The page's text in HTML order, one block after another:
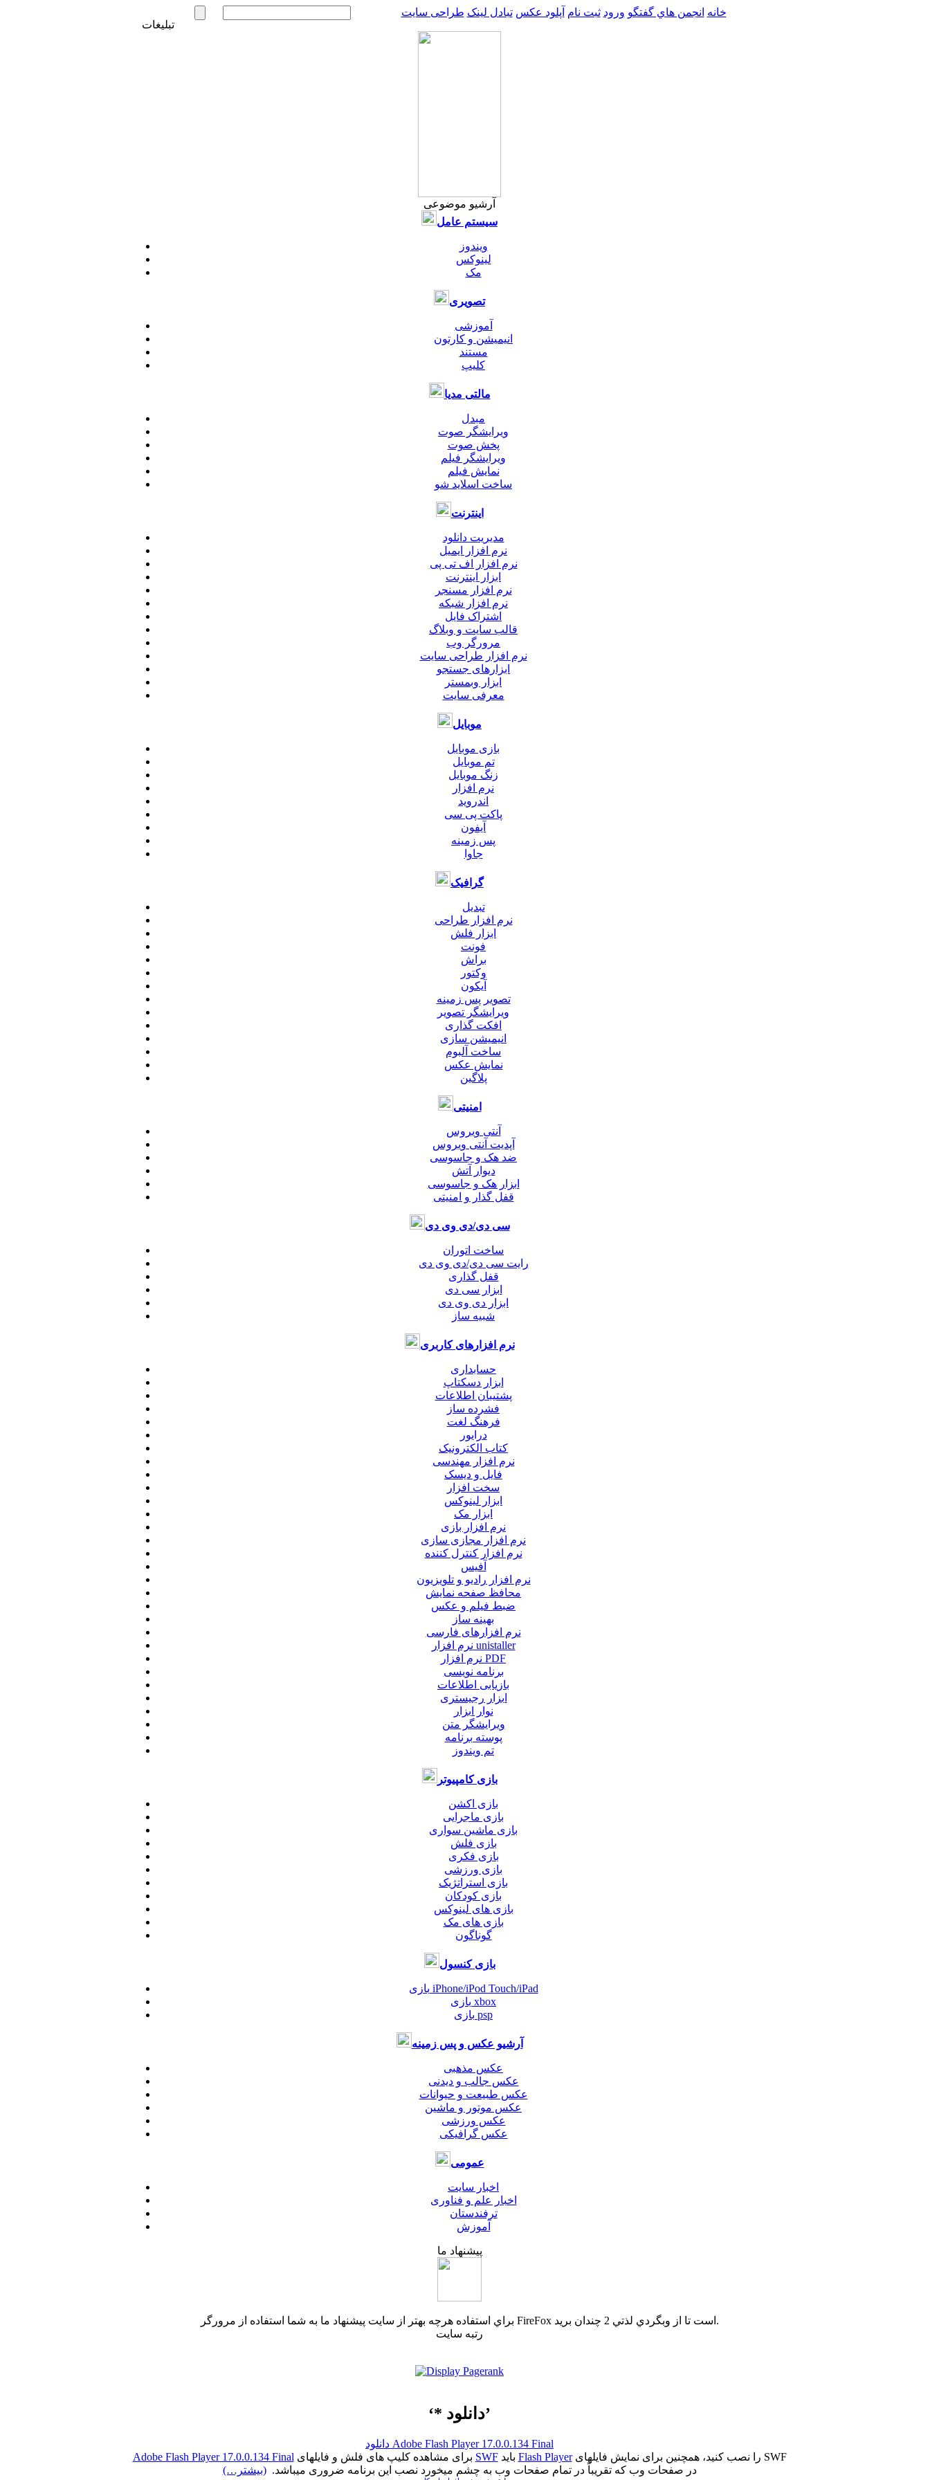
خانه انجمن هاي گفتگو ورود ثبت نام آپلود عکس تبادل لینک طراحی سایت
تبلیغات
آرشیو موضوعی
سیستم عامل
ویندوز
لینوکس
مک
تصویری
آموزشی
انیمیشن و کارتون
مستند
کلیپ
مالتی مدیا
مبدل
ویرایشگر صوت
پخش صوت
ویرایشگر فیلم
نمایش فیلم
ساخت اسلاید شو
اینترنت
مدیریت دانلود
نرم افزار ایمیل
نرم افزار اف تی پی
ابزار اینترنت
نرم افزار مسنجر
نرم افزار شبکه
اشتراک فایل
قالب سایت و وبلاگ
مرورگر وب
نرم افزار طراحی سایت
ابزارهای جستجو
ابزار وبمستر
معرفی سایت
موبایل
بازی موبایل
تم موبایل
زنگ موبایل
نرم افزار
اندروید
پاکت پی سی
آیفون
پس زمینه
جاوا
گرافیک
تبدیل
نرم افزار طراحی
ابزار فلش
فونت
براش
وکتور
آیکون
تصویر پس زمینه
ویرایشگر تصویر
افکت گذاری
انیمیشن سازی
ساخت آلبوم
نمایش عکس
پلاگین
امنیتی
آنتی ویروس
آپدیت آنتی ویروس
ضد هک و جاسوسی
دیوار آتش
ابزار هک و جاسوسی
قفل گذار و امنیتی
سی دی/دی وی دی
ساخت اتوران
رایت سی دی/دی وی دی
قفل گذاری
ابزار سی دی
ابزار دی وی دی
شبیه ساز
نرم افزارهای کاربری
حسابداری
ابزار دسکتاپ
پشتیبان اطلاعات
فشرده ساز
فرهنگ لغت
درایور
کتاب الکترونیک
نرم افزار مهندسی
فایل و دیسک
سخت افزار
ابزار لینوکس
ابزار مک
نرم افزار بازی
نرم افزار مجازی سازی
نرم افزار کنترل کننده
آفیس
نرم افزار رادیو و تلویزیون
محافظ صفحه نمایش
ضبط فيلم و عكس
بهینه ساز
نرم افزارهای فارسی
نرم افزار unistaller
نرم افزار PDF
برنامه نویسی
بازیابی اطلاعات
ابزار رجیستری
نوار ابزار
ویرایشگر متن
پوسته برنامه
تم ویندوز
بازی کامپیوتر
بازی اکشن
بازی ماجرایی
بازی ماشین سواری
بازی فلش
بازی فکری
بازی ورزشی
بازی استراتژیک
بازی کودکان
بازی های لینوکس
بازی های مک
گوناگون
بازی کنسول
بازی iPhone/iPod Touch/iPad
بازی xbox
بازی psp
آرشیو عکس و پس زمینه
عکس مذهبی
عکس جالب و دیدنی
عکس طبیعت و حیوانات
عکس موتور و ماشین
عکس ورزشی
عکس گرافیکی
عمومی
اخبار سایت
اخبار علم و فناوری
ترفندستان
آموزش
پیشنهاد ما
براي استفاده هرچه بهتر از سايت پيشنهاد ما به شما استفاده از مرورگر FireFox است تا از وبگردي لذتي 2 چندان بريد.
رتبه سایت
‘* دانلود’
دانلود Adobe Flash Player 17.0.0.134 Final
Adobe Flash Player 17.0.0.134 Final
SWF Flash Playerرا نصب کنید، همچنین برای نمایش فایلهای SWF
در صفحات وب که تقریباً در تمام صفحات وب به چشم میخورد نصب این برنامه ضروری میباشد. (بیشتر…)